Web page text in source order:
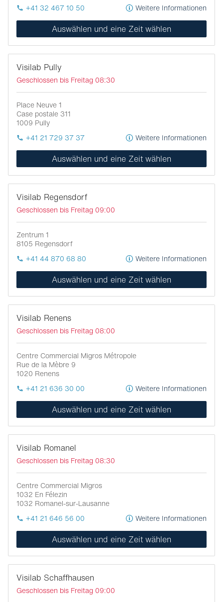
+41 32 467 10 50
Weitere Informationen
Auswählen und eine Zeit wählen
Visilab Pully
Geschlossen bis Freitag 08:30
Place Neuve 1
Case postale 311
1009 Pully
+41 21 729 37 37
Weitere Informationen
Auswählen und eine Zeit wählen
Visilab Regensdorf
Geschlossen bis Freitag 09:00
Zentrum 1
8105 Regensdorf
+41 44 870 68 80
Weitere Informationen
Auswählen und eine Zeit wählen
Visilab Renens
Geschlossen bis Freitag 08:00
Centre Commercial Migros Métropole
Rue de la Mèbre 9
1020 Renens
+41 21 636 30 00
Weitere Informationen
Auswählen und eine Zeit wählen
Visilab Romanel
Geschlossen bis Freitag 08:30
Centre Commercial Migros
1032 En Félezin
1032 Romanel-sur-Lausanne
+41 21 646 56 00
Weitere Informationen
Auswählen und eine Zeit wählen
Visilab Schaffhausen
Geschlossen bis Freitag 09:00